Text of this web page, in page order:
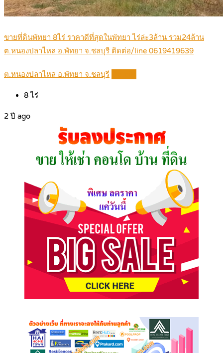
ขายที่ดินพัทยา 8ไร่ ราคาดีที่สุดในพัทยา ไร่ล่ะ3ล้าน รวม24ล้าน
ต.หนองปลาไหล อ.พัทยา จ.ชลบุรี ติดต่อ/line 0619419639
ต.หนองปลาไหล อ.พัทยา จ.ชลบุรี
8ไร่
2 ปี ago